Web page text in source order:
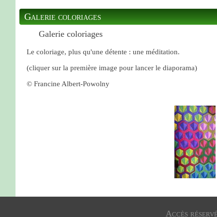
Galerie coloriages
Galerie coloriages
Le coloriage, plus qu'une détente : une méditation.
(cliquer sur la première image pour lancer le diaporama)
© Francine Albert-Powolny
Accès